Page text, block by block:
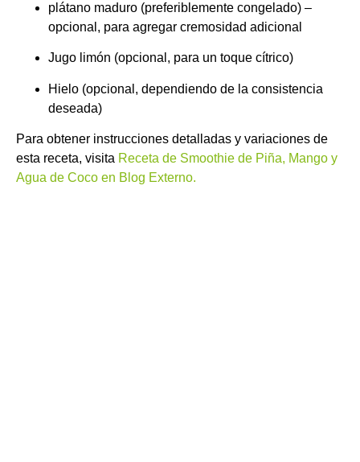
plátano maduro (preferiblemente congelado) –
opcional, para agregar cremosidad adicional
Jugo limón (opcional, para un toque cítrico)
Hielo (opcional, dependiendo de la consistencia
deseada)
Para obtener instrucciones detalladas y variaciones de
esta receta, visita Receta de Smoothie de Piña, Mango y
Agua de Coco en Blog Externo.